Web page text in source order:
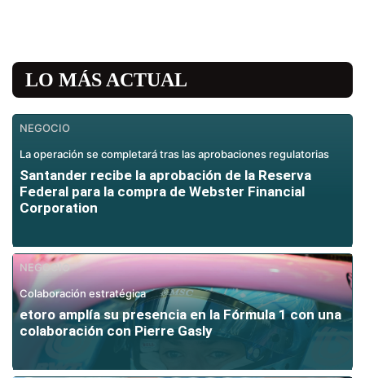
LO MÁS ACTUAL
NEGOCIO
La operación se completará tras las aprobaciones regulatorias
Santander recibe la aprobación de la Reserva
Federal para la compra de Webster Financial
Corporation
NEGOCIO
Colaboración estratégica
etoro amplía su presencia en la Fórmula 1 con una
colaboración con Pierre Gasly